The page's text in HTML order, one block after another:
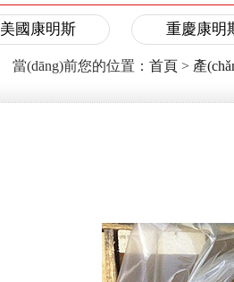
美國康明斯 重慶康明
當(dāng)前您的位置： 首頁 > 產